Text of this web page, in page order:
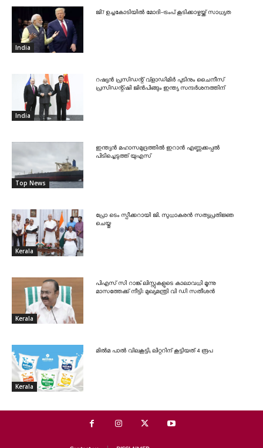
India
ജി7 ഉച്ചകോടിയിൽ മോദി-ട്രംപ് കൂടിക്കാഴ്ചയ്ക്ക് സാധ്യത
India
റഷ്യൻ പ്രസിഡന്റ് വ്‌ളാഡിമിർ പുടിനും ചൈനീസ്
പ്രസിഡന്റ്ഷി ജിൻപിങ്ങും ഇന്ത്യ സന്ദർശനത്തിന്
Top News
ഇന്ത്യൻ മഹാസമുദ്രത്തിൽ ഇറാൻ എണ്ണക്കപ്പൽ
പിടിച്ചെടുത്ത് യുഎസ്
Kerala
പ്രോ ടെം സ്പീക്കറായി ജി. സുധാകരൻ സത്യപ്രതിജ്ഞ
ചെയ്തു
Kerala
പിഎസ് സി റാങ്ക് ലിസ്റ്റുകളുടെ കാലാവധി മൂന്നു
മാസത്തേക്ക് നീട്ടി: മുഖ്യമന്ത്രി വി ഡി സതീശൻ
Kerala
മിൽമ പാൽ വിലകൂട്ടി; ലിറ്ററിന് കൂട്ടിയത് 4 രൂപ